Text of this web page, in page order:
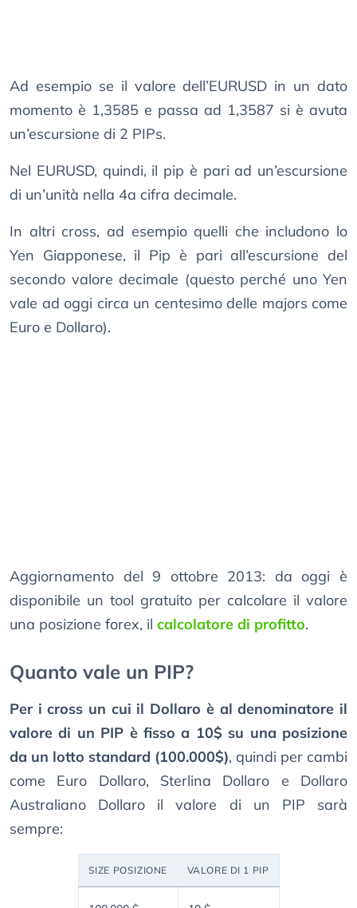
Ad esempio se il valore dell’EURUSD in un dato
momento è 1,3585 e passa ad 1,3587 si è avuta
un’escursione di 2 PIPs.
Nel EURUSD, quindi, il pip è pari ad un’escursione
di un’unità nella 4a cifra decimale.
In altri cross, ad esempio quelli che includono lo
Yen Giapponese, il Pip è pari all’escursione del
secondo valore decimale (questo perché uno Yen
vale ad oggi circa un centesimo delle majors come
Euro e Dollaro).
Aggiornamento del 9 ottobre 2013: da oggi è
disponibile un tool gratuito per calcolare il valore
una posizione forex, il calcolatore di profitto.
Quanto vale un PIP?
Per i cross un cui il Dollaro è al denominatore il
valore di un PIP è fisso a 10$ su una posizione
da un lotto standard (100.000$), quindi per cambi
come Euro Dollaro, Sterlina Dollaro e Dollaro
Australiano Dollaro il valore di un PIP sarà
sempre:
SIZE POSIZIONE VALORE DI 1 PIP